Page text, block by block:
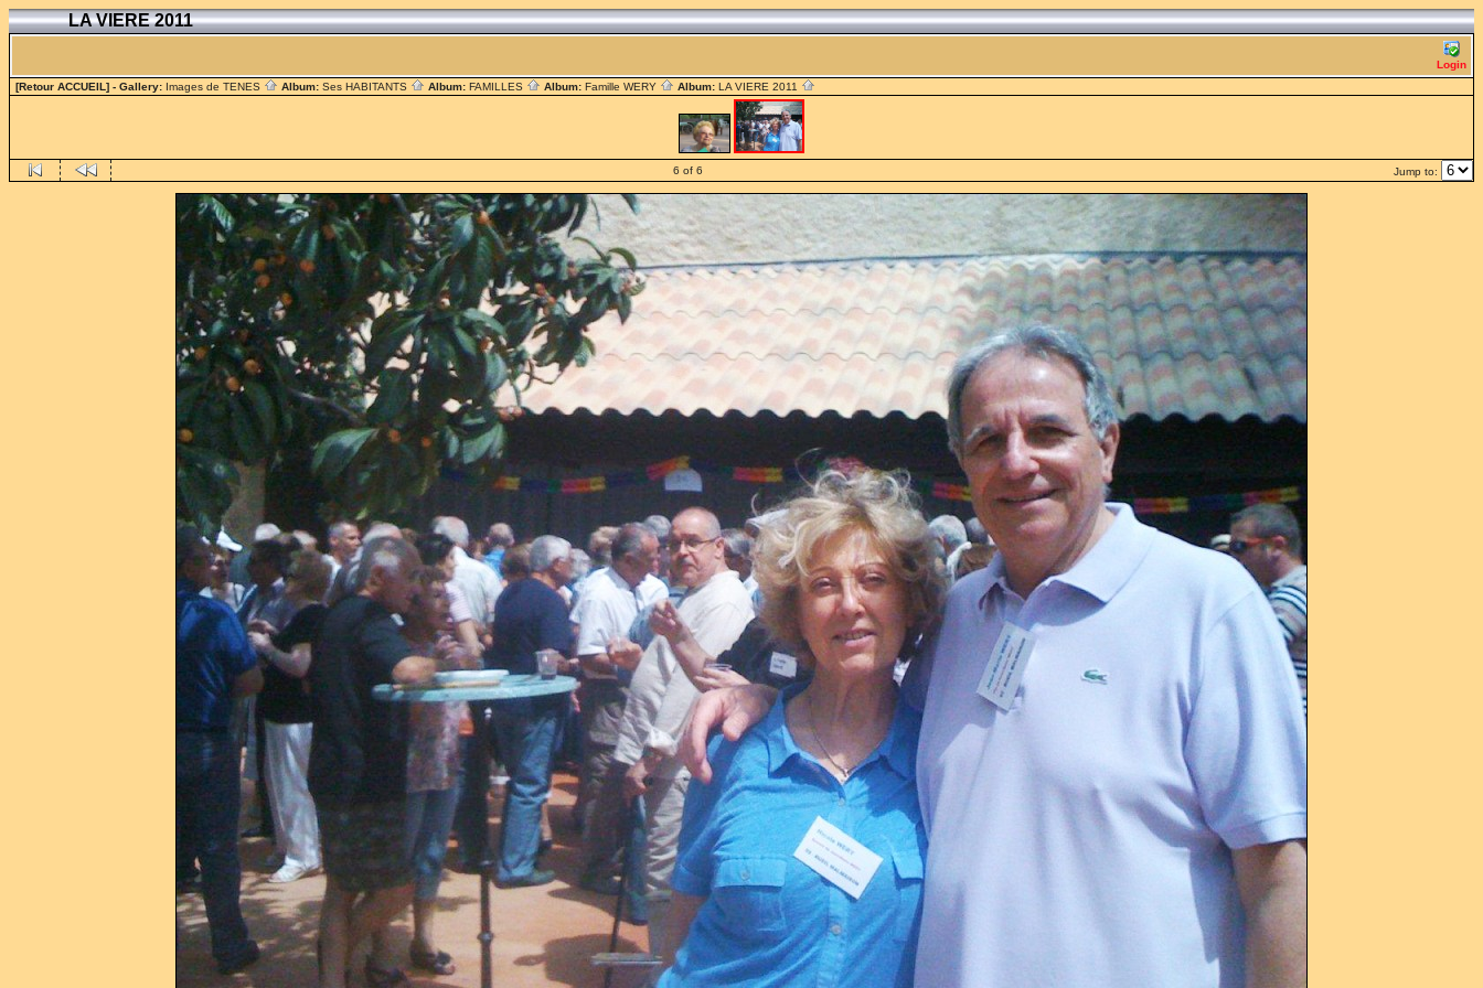
LA VIERE 2011
Login
[Retour ACCUEIL] - Gallery: Images de TENES Album: Ses HABITANTS Album: FAMILLES Album: Famille WERY Album: LA VIERE 2011
6 of 6 Jump to: